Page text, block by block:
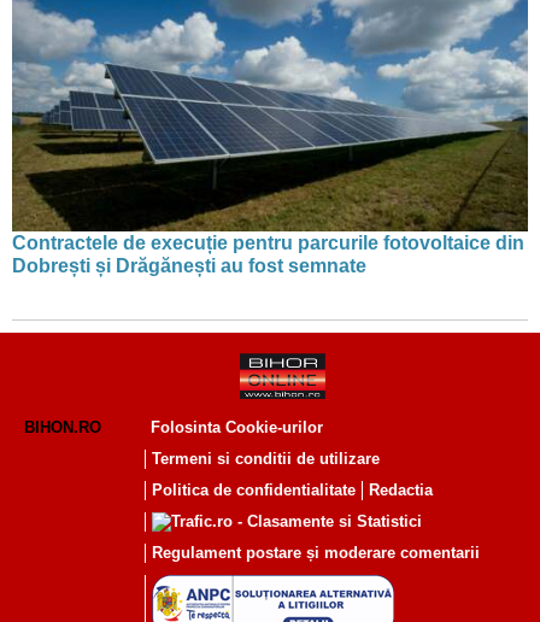
Contractele de execuție pentru parcurile fotovoltaice din
Dobrești și Drăgănești au fost semnate
BIHON.RO
Folosinta Cookie-urilor
Termeni si conditii de utilizare
Politica de confidentialitate
Redactia
Regulament postare și moderare comentarii